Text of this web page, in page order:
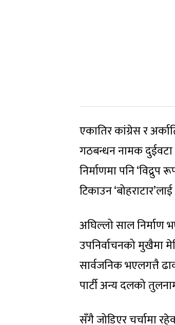
एकातिर कांग्रेस र
गठबन्धन नामक दुईवटा
निर्माणमा पनि
टिकाउन
अघिल्लो साल निर्माण
उपनिर्वाचनको मुखैमा
सार्वजनिक भएलगत्तै
पार्टी अन्य दलको
सँगै जोडिएर चर्चामा